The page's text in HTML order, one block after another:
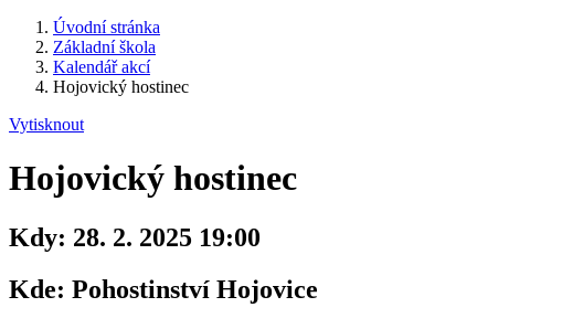
Úvodní stránka
Základní škola
Kalendář akcí
Hojovický hostinec
Vytisknout
Hojovický hostinec
Kdy: 28. 2. 2025 19:00
Kde: Pohostinství Hojovice